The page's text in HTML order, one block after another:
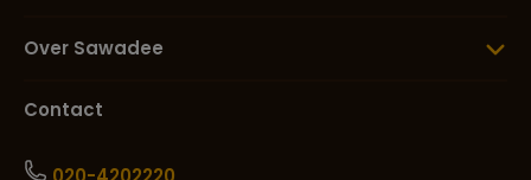
Over Sawadee
Contact